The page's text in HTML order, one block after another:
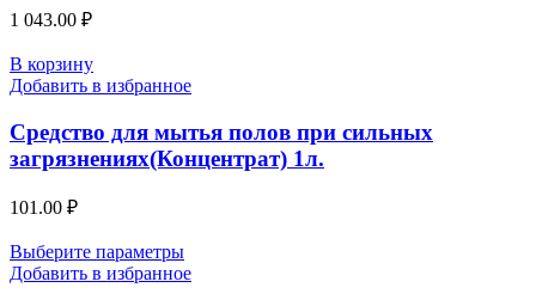
1 043.00 ₽
В корзину
Добавить в избранное
Средство для мытья полов при сильных
загрязнениях(Концентрат) 1л.
101.00 ₽
Выберите параметры
Добавить в избранное